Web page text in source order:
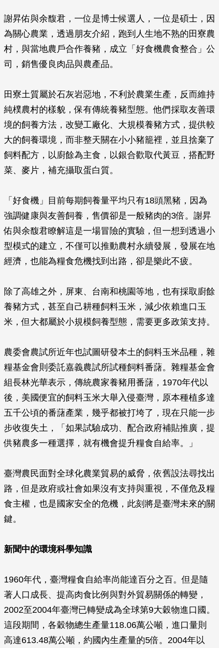
謝昇佑與余馥君，一位是博士候選人，一位是碩士，因
為關心農業，透過朋友介紹，跑到人生地不熟的田寮農
村，與當地農戶合作養豬，成立「好食機農食整合」公
司，銷售優良肉品與農產品。
田寮土質屬於石灰岩惡地，不利於農業生產，反而維持
純樸農村的樣貌，保有傳統養豬型態。他們採取友善環
境的飼養方法，改變工廠化、大規模養豬方式，提供較
大的飼養環境，而非整天關在小小豬籠裡，並且捨棄了
飼料配方，以廚餘為主食，以銀合歡取代黃豆，搭配野
菜、麥片，補充攝取蛋白質。
「好食機」目前每期飼養量平均只有18頭黑豬，因為
強調健康與友善飼養，售價卻是一般豬肉的3倍。謝昇
佑與余馥君瞭解這是一場冒險的實驗，但一想到透過小
型模式的建立，不僅可以推動農村永續發展，發展在地
經濟，也能為糧食危機找到出路，卻是樂此不疲。
除了高雄之外，屏東、台南和桃園等地，也有採取廚餘
養豬方式，甚至自己耕種飼料玉米，減少依賴進口玉
米，但大都屬於小規模飼養型態，需要更多政策支持。
農委會農試所近年也試圖研發本土的飼料玉米品種，雜
糧基金會則委託嘉義農試所試種飼料番藷。雜糧基金會
組長林光華表示，傳統農家養豬用番藷，1970年代以
後，美國便宜的飼料玉米大舉入侵臺灣，原本種植多達
五千公頃的番藷產業，幾乎都被打垮了，現在只能一步
步收復失土，「如果試驗成功、配合政府補貼推廣，提
供豬農多一種選擇，就有機會提升糧食自給率。」
臺灣農民面對全球化農業貿易的威脅，依舊設法尋找出
路，但是政府或社會如果沒有支持與重視，不僅危及糧
食主權，也是國家安全的危機，此刻將是臺灣未來的關
鍵。
新聞中的環境科學知識
1960年代，臺灣糧食自給率尚能達百分之百。但是隨
著人口成長、提高肉食比例與對外貿易關係的轉變，
2002至2004年臺灣已轉變成為全球第9大穀物進口國。
這段期間，各穀物總生產量118.06萬公噸，進口量則
高達613.48萬公噸，約國內生產量的5倍。2004年以